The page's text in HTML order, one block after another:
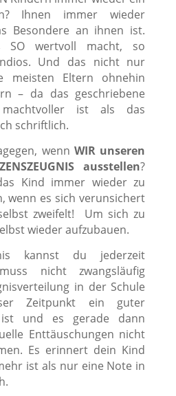
Ihnen immer wieder
Besondere an ihnen ist.
wertvoll macht, so
Und das nicht nur
meisten Eltern ohnehin
– da das geschriebene
ist als das
schriftlich.
wenn WIR unseren
ausstellen?
Kind immer wieder zu
wenn es sich verunsichert
zweifelt! Um sich zu
wieder aufzubauen.
kannst du jederzeit
nicht zwangsläufig
in der Schule
Zeitpunkt ein guter
ist und es gerade dann
Enttäuschungen nicht
Es erinnert dein Kind
ist als nur eine Note in